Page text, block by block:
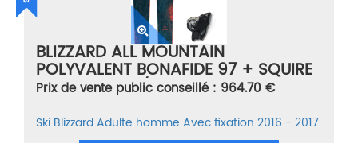
BLIZZARD ALL MOUNTAIN
POLYVALENT BONAFIDE 97 + SQUIRE
11 BLACK BLEU/ORANGE TAILLE 177
Prix de vente public conseillé : 964.70 €
Ski BlizzardAdulte homme Avec fixation 2016 - 2017